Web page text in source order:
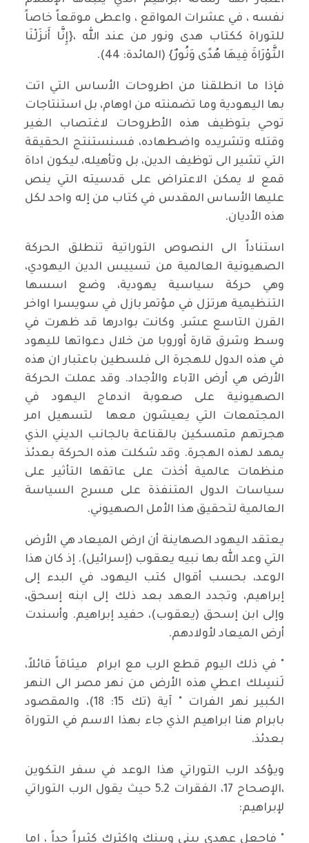
نفسه ، في عشرات المواقع ، واعطى موقعاً خاصاً
للتوراة ككتاب هدى ونور من عند الله ،{إِنَّا أَنزَلْنَا
التَّوْرَاةَ فِيهَا هُدًى وَنُورٌ} (المائدة: 44).
فإذا ما انطلقنا من اطروحات الأساس التي اتت
بها اليهودية وما تضمنته من اوهام، بل استنتاجات
توحي بتوظيف هذه الأطروحات لاغتصاب الغير
وقتله وتشريده واضطهاده، فسنستنتج الحقيقة
التي تشير الى توظيف الدين، بل وتأهيله، ليكون اداة
قمع لا يمكن الاعتراض على قدسيته التي ينص
عليها الأساس المقدس في كتاب من إله واحد لكل
هذه الأديان.
استناداً الى النصوص التوراتية تنطلق الحركة
الصهيونية العالمية من تسييس الدين اليهودي،
وهي حركة سياسية يهودية، وضع اسسها
التنظيمية هرتزل في مؤتمر بازل في سويسرا اواخر
القرن التاسع عشر. وكانت بوادرها قد ظهرت في
وسط وشرق قارة أوروبا من خلال دعواتها لليهود
في هذه الدول للهجرة الى فلسطين باعتبار ان هذه
الأرض هي أرض الآباء والأجداد. وقد عملت الحركة
الصهيونية على صعوبة اندماج اليهود في
المجتمعات التي يعيشون معها لتسهيل امر
هجرتهم متمسكين بالقناعة بالجانب الديني الذي
يمهد لهذه الهجرة. وقد شكلت هذه الحركة بعدئذ
منظمات عالمية أخذت على عاتقها التأثير على
سياسات الدول المتنفذة على مسرح السياسة
العالمية لتحقيق هذا الأمل الصهيوني.
يعتقد اليهود الصهاينة أن ارض الميعاد هي الأرض
التي وعد الله بها نبيه يعقوب (إسرائيل). إذ كان هذا
الوعد، بحسب أقوال كتب اليهود، في البدء إلى
إبراهيم، وتجدد العهد بعد ذلك إلى ابنه إسحق،
وإلى ابن إسحق (يعقوب)، حفيد إبراهيم. وأسندت
أرض الميعاد لأولادهم.
" في ذلك اليوم قطع الرب مع ابرام ميثاقاً قائلاً،
لَنسِلك اعطي هذه الأرض من نهر مصر الى النهر
الكبير نهر الفرات " آية (تك 15: 18)، والمقصود
بابرام هنا ابراهيم الذي جاء بهذا الاسم في التوراة
بعدئذ.
ويؤكد الرب التوراتي هذا الوعد في سفر التكوين
،الإصحاح 17، الفقرات 2ـ5 حيث يقول الرب التوراتي
لإبراهيم:
" فاجعل عهدي بيني وبينك واكثرك كثيراً جداً ، اما